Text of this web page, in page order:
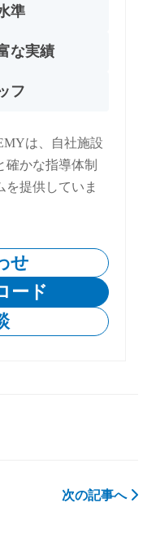
準
な実績
フ
は、自社施設
確かな指導体制
を提供していま
せ
ード
次の記事へ